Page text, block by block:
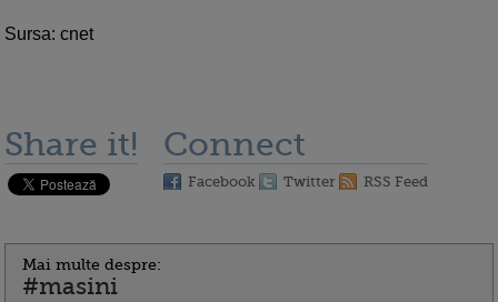
Sursa: cnet
Share it! Connect
Facebook Twitter RSS Feed
Mai multe despre:
#masini